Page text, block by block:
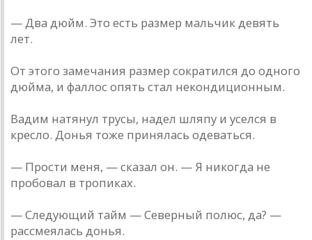
— Два дюйм. Это есть размер мальчик девять
лет.
От этого замечания размер сократился до одного
дюйма, и фаллос опять стал некондиционным.
Вадим натянул трусы, надел шляпу и уселся в
кресло. Донья тоже принялась одеваться.
— Прости меня, — сказал он. — Я никогда не
пробовал в тропиках.
— Следующий тайм — Северный полюс, да? —
рассмеялась донья.